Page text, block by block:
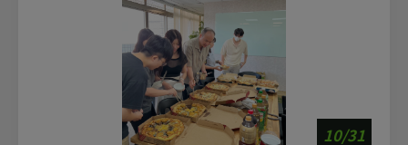
10/31